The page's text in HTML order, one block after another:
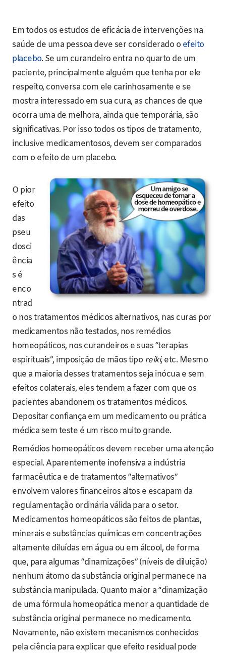
Em todos os estudos de eficácia de intervenções na
saúde de uma pessoa deve ser considerado o efeito
placebo. Se um curandeiro entra no quarto de um
paciente, principalmente alguém que tenha por ele
respeito, conversa com ele carinhosamente e se
mostra interessado em sua cura, as chances de que
ocorra uma de melhora, ainda que temporária, são
significativas. Por isso todos os tipos de tratamento,
inclusive medicamentosos, devem ser comparados
com o efeito de um placebo.
O pior
efeito
das
pseu
dosci
ência
s é
enco
ntrad
o nos tratamentos médicos alternativos, nas curas por
medicamentos não testados, nos remédios
homeopáticos, nos curandeiros e suas “terapias
espirituais”, imposição de mãos tipo reiki, etc. Mesmo
que a maioria desses tratamentos seja inócua e sem
efeitos colaterais, eles tendem a fazer com que os
pacientes abandonem os tratamentos médicos.
Depositar confiança em um medicamento ou prática
médica sem teste é um risco muito grande.
Remédios homeopáticos devem receber uma atenção
especial. Aparentemente inofensiva a indústria
farmacêutica e de tratamentos “alternativos”
envolvem valores financeiros altos e escapam da
regulamentação ordinária válida para o setor.
Medicamentos homeopáticos são feitos de plantas,
minerais e substâncias químicas em concentrações
altamente diluídas em água ou em álcool, de forma
que, para algumas “dinamizações” (níveis de diluição)
nenhum átomo da substância original permanece na
substância manipulada. Quanto maior a “dinamização
de uma fórmula homeopática menor a quantidade de
substância original permanece no medicamento.
Novamente, não existem mecanismos conhecidos
pela ciência para explicar que efeito residual pode